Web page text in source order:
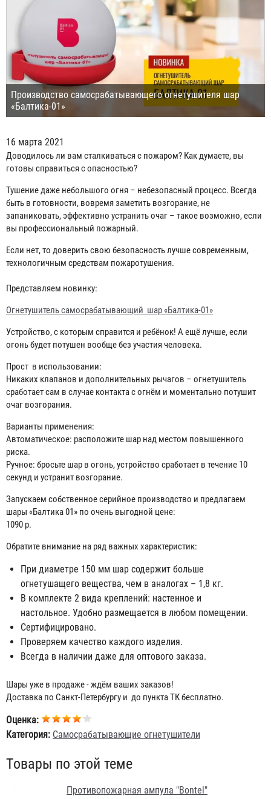
Производство самосрабатывающего огнетушителя шар
«Балтика-01»
16 марта 2021
Доводилось ли вам сталкиваться с пожаром? Как думаете, вы
готовы справиться с опасностью?
Тушение даже небольшого огня – небезопасный процесс. Всегда
быть в готовности, вовремя заметить возгорание, не
запаниковать, эффективно устранить очаг – такое возможно, если
вы профессиональный пожарный.
Если нет, то доверить свою безопасность лучше современным,
технологичным средствам пожаротушения.
Представляем новинку:
Огнетушитель самосрабатывающий шар «Балтика-01»
Устройство, с которым справится и ребёнок! А ещё лучше, если
огонь будет потушен вообще без участия человека.
Прост в использовании:
Никаких клапанов и дополнительных рычагов – огнетушитель
сработает сам в случае контакта с огнём и моментально потушит
очаг возгорания.
Варианты применения:
Автоматическое: расположите шар над местом повышенного
риска.
Ручное: бросьте шар в огонь, устройство сработает в течение 10
секунд и устранит возгорание.
Запускаем собственное серийное производство и предлагаем
шары «Балтика 01» по очень выгодной цене:
1090 р.
Обратите внимание на ряд важных характеристик:
При диаметре 150 мм шар содержит больше
огнетушащего вещества, чем в аналогах – 1,8 кг.
В комплекте 2 вида креплений: настенное и
настольное. Удобно размещается в любом помещении.
Сертифицировано.
Проверяем качество каждого изделия.
Всегда в наличии даже для оптового заказа.
Шары уже в продаже - ждём ваших заказов!
Доставка по Санкт-Петербургу и до пункта ТК бесплатно.
Оценка:
Категория: Самосрабатывающие огнетушители
Товары по этой теме
Противопожарная ампула "Bontel"